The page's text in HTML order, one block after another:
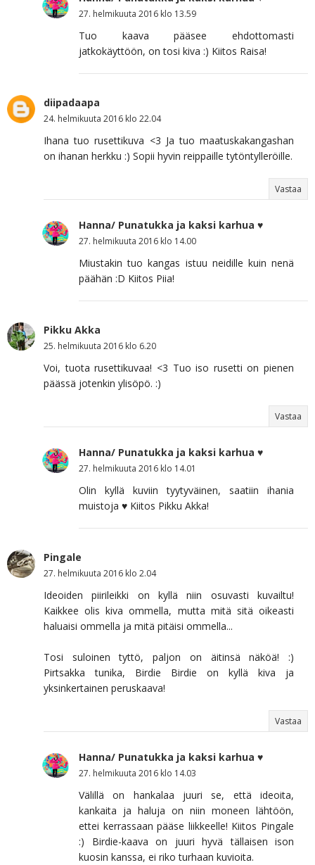
27. helmikuuta 2016 klo 13.59
Tuo kaava pääsee ehdottomasti
jatkokäyttöön, on tosi kiva :) Kiitos Raisa!
diipadaapa
24. helmikuuta 2016 klo 22.04
Ihana tuo rusettikuva <3 Ja tuo maatuskakangashan
on ihanan herkku :) Sopii hyvin reippaille tytöntylleröille.
Vastaa
Hanna/ Punatukka ja kaksi karhua ♥
27. helmikuuta 2016 klo 14.00
Miustakin tuo kangas istuu neidille kuin nenä
päähän :D Kiitos Piia!
Pikku Akka
25. helmikuuta 2016 klo 6.20
Voi, tuota rusettikuvaa! <3 Tuo iso rusetti on pienen
päässä jotenkin ylisöpö. :)
Vastaa
Hanna/ Punatukka ja kaksi karhua ♥
27. helmikuuta 2016 klo 14.01
Olin kyllä kuviin tyytyväinen, saatiin ihania
muistoja ♥ Kiitos Pikku Akka!
Pingale
27. helmikuuta 2016 klo 2.04
Ideoiden piirileikki on kyllä niin osuvasti kuvailtu!
Kaikkee olis kiva ommella, mutta mitä sitä oikeasti
haluaisi ommella ja mitä pitäisi ommella...
Tosi suloinen tyttö, paljon on äitinsä näköä! :)
Pirtsakka tunika, Birdie Birdie on kyllä kiva ja
yksinkertainen peruskaava!
Vastaa
Hanna/ Punatukka ja kaksi karhua ♥
27. helmikuuta 2016 klo 14.03
Välillä on hankalaa juuri se, että ideoita,
kankaita ja haluja on niin moneen lähtöön,
ettei kerrassaan pääse liikkeelle! Kiitos Pingale
:) Birdie-kaava on juuri hyvä tällaisen ison
kuosin kanssa, ei riko turhaan kuvioita.